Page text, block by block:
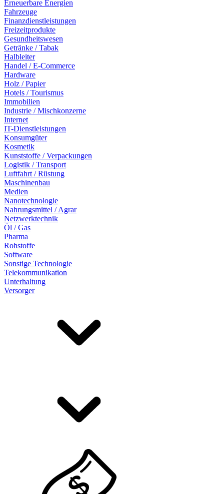
Erneuerbare Energien
Fahrzeuge
Finanzdienstleistungen
Freizeitprodukte
Gesundheitswesen
Getränke / Tabak
Halbleiter
Handel / E-Commerce
Hardware
Holz / Papier
Hotels / Tourismus
Immobilien
Industrie / Mischkonzerne
Internet
IT-Dienstleistungen
Konsumgüter
Kosmetik
Kunststoffe / Verpackungen
Logistik / Transport
Luftfahrt / Rüstung
Maschinenbau
Medien
Nanotechnologie
Nahrungsmittel / Agrar
Netzwerktechnik
Öl / Gas
Pharma
Rohstoffe
Software
Sonstige Technologie
Telekommunikation
Unterhaltung
Versorger